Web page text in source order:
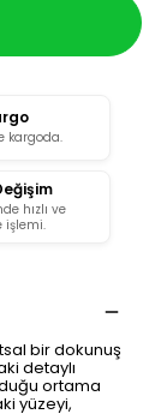
kargoda.
hızlı ve
işlemi.
bir dokunuş
detaylı
ortama
yüzeyi,